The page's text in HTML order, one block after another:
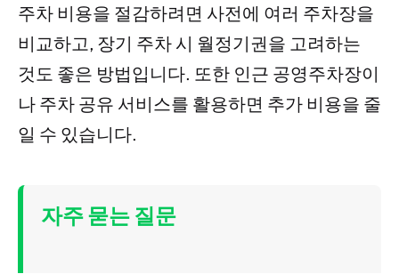
주차 비용을 절감하려면 사전에 여러 주차장을
비교하고, 장기 주차 시 월정기권을 고려하는
것도 좋은 방법입니다. 또한 인근 공영주차장이
나 주차 공유 서비스를 활용하면 추가 비용을 줄
일 수 있습니다.
자주 묻는 질문